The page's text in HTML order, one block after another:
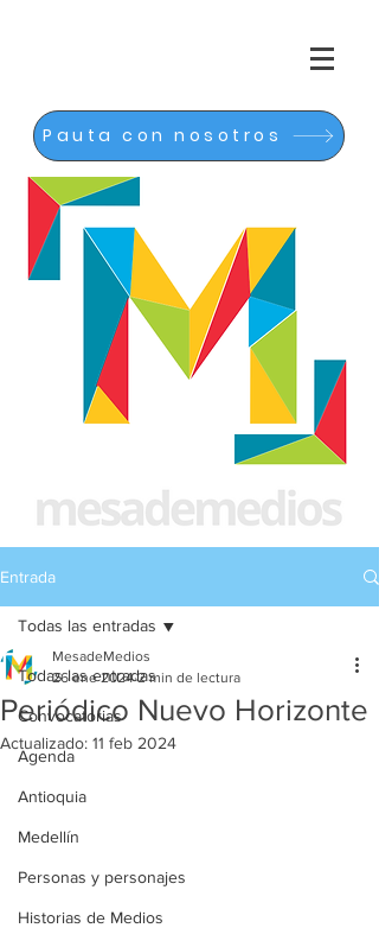
Pauta con nosotros
Entrada
Todas las entradas
Convocatorias
Agenda
Antioquia
Medellín
Personas y personajes
Historias de Medios
Todas las entradas
Periódico Nuevo Horizonte
MesadeMedios
26 ene 2024 2 min de lectura
Actualizado: 11 feb 2024